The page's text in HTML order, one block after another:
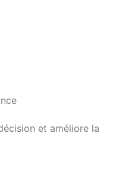
et améliore la